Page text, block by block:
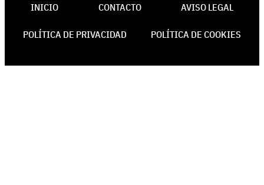
INICIO CONTACTO AVISO LEGAL
POLÍTICA DE PRIVACIDAD POLÍTICA DE COOKIES